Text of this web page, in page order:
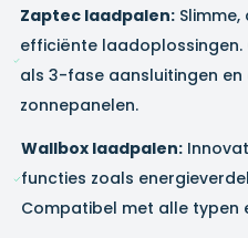
Zaptec laadpalen:
efficiënte laadoplossingen.
als 3-fase aansluitingen
zonnepanelen.
Wallbox laadpalen:
functies zoals
Compatibel met alle typen